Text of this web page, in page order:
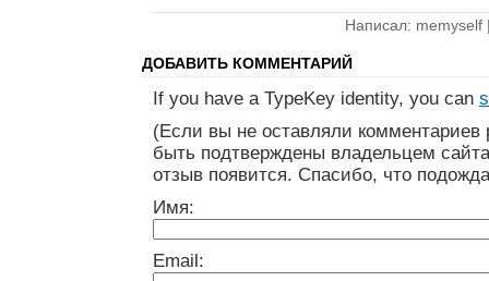
Написал:
ДОБАВИТЬ КОММЕНТАРИЙ
If you have a TypeKey identity, you can
(Если вы не оставляли
быть подтверждены владельцем
отзыв появится. Спасибо, что
Имя:
Email: